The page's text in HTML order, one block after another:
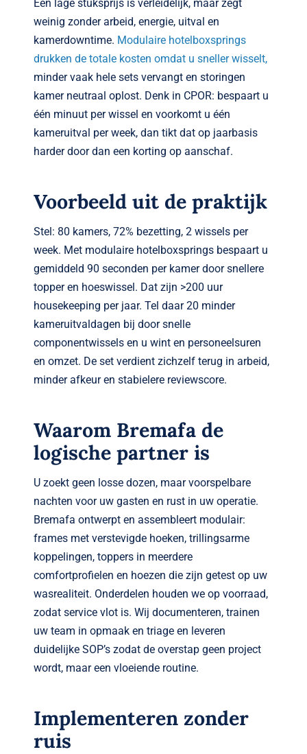
Een lage stuksprijs is verleidelijk, maar zegt
weinig zonder arbeid, energie, uitval en
kamerdowntime. Modulaire hotelboxsprings
drukken de totale kosten omdat u sneller wisselt,
minder vaak hele sets vervangt en storingen
kamer neutraal oplost. Denk in CPOR: bespaart u
één minuut per wissel en voorkomt u één
kameruitval per week, dan tikt dat op jaarbasis
harder door dan een korting op aanschaf.
Voorbeeld uit de praktijk
Stel: 80 kamers, 72% bezetting, 2 wissels per
week. Met modulaire hotelboxsprings bespaart u
gemiddeld 90 seconden per kamer door snellere
topper en hoeswissel. Dat zijn >200 uur
housekeeping per jaar. Tel daar 20 minder
kameruitvaldagen bij door snelle
componentwissels en u wint en personeelsuren
en omzet. De set verdient zichzelf terug in arbeid,
minder afkeur en stabielere reviewscore.
Waarom Bremafa de
logische partner is
U zoekt geen losse dozen, maar voorspelbare
nachten voor uw gasten en rust in uw operatie.
Bremafa ontwerpt en assembleert modulair:
frames met verstevigde hoeken, trillingsarme
koppelingen, toppers in meerdere
comfortprofielen en hoezen die zijn getest op uw
wasrealiteit. Onderdelen houden we op voorraad,
zodat service vlot is. Wij documenteren, trainen
uw team in opmaak en triage en leveren
duidelijke SOP’s zodat de overstap geen project
wordt, maar een vloeiende routine.
Implementeren zonder
ruis